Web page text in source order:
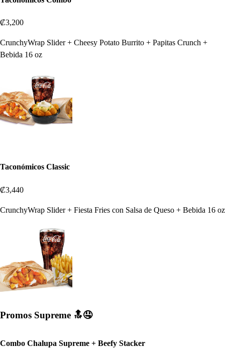
₡3,200
CrunchyWrap Slider + Cheesy Potato Burrito + Papitas Crunch +
Bebida 16 oz
Taconómicos Classic
₡3,440
CrunchyWrap Slider + Fiesta Fries con Salsa de Queso + Bebida 16 oz
Promos Supreme 🔝🤤
Combo Chalupa Supreme + Beefy Stacker